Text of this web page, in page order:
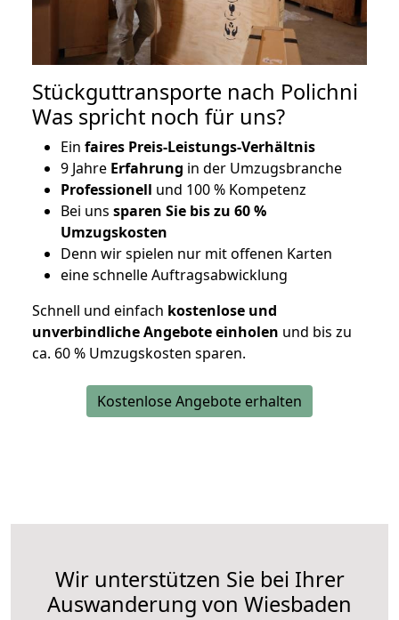
Stückguttransporte nach Polichni
Was spricht noch für uns?
Ein faires Preis-Leistungs-Verhältnis
9 Jahre Erfahrung in der Umzugsbranche
Professionell und 100 % Kompetenz
Bei uns sparen Sie bis zu 60 %
Umzugskosten
Denn wir spielen nur mit offenen Karten
eine schnelle Auftragsabwicklung
Schnell und einfach kostenlose und
unverbindliche Angebote einholen und bis zu
ca. 60 % Umzugskosten sparen.
Kostenlose Angebote erhalten
Wir unterstützen Sie bei Ihrer
Auswanderung von Wiesbaden